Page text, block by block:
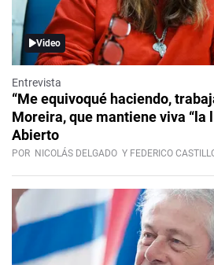
Video
Entrevista
“Me equivoqué haciendo,
Moreira, que mantiene viva “la
Abierto
POR NICOLÁS DELGADO Y FEDERICO